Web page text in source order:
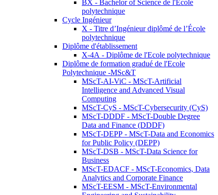
BX - Bachelor of Science de l'Ecole
polytechnique
Cycle Ingénieur
X - Titre d’Ingénieur diplômé de l’École
polytechnique
Diplôme d'établissement
X-4A - Diplôme de l'Ecole polytechnique
Diplôme de formation gradué de l'Ecole
Polytechnique -MSc&T
MScT-AI-ViC - MScT-Artificial
Intelligence and Advanced Visual
Computing
MScT-CyS - MScT-Cybersecurity (CyS)
MScT-DDDF - MScT-Double Degree
Data and Finance (DDDF)
MScT-DEPP - MScT-Data and Economics
for Public Policy (DEPP)
MScT-DSB - MScT-Data Science for
Business
MScT-EDACF - MScT-Economics, Data
Analytics and Corporate Finance
MScT-EESM - MScT-Environmental